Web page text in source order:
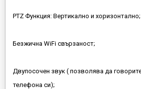
PTZ Функция: Вертикално и хоризонтално;
Безжичнa WiFi свързаност;
Двупосочен звук ( позволява да
телефона си);